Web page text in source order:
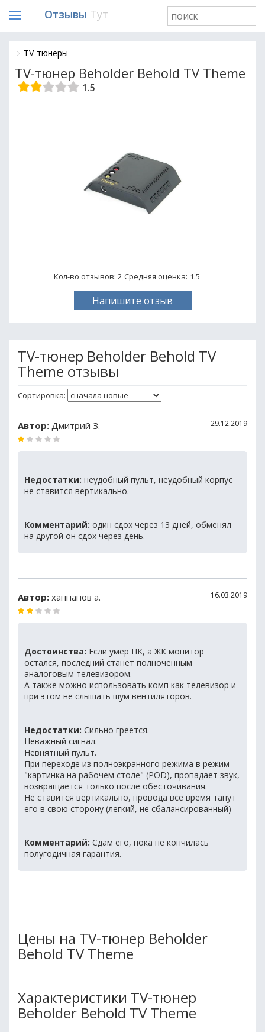
Отзывы Тут
TV-тюнеры
TV-тюнер Beholder Behold TV Theme
1.5
Кол-во отзывов: 2 Средняя оценка: 1.5
Напишите отзыв
TV-тюнер Beholder Behold TV
Theme отзывы
Сортировка:
Автор: Дмитрий З. 29.12.2019
Недостатки: неудобный пульт, неудобный корпус
не ставится вертикально.
Комментарий: один сдох через 13 дней, обменял
на другой он сдох через день.
Автор: ханнанов а. 16.03.2019
Достоинства: Если умер ПК, а ЖК монитор
остался, последний станет полноченным
аналоговым телевизором.
А также можно использовать комп как телевизор и
при этом не слышать шум вентиляторов.
Недостатки: Сильно греется.
Неважный сигнал.
Невнятный пульт.
При переходе из полноэкранного режима в режим
"картинка на рабочем столе" (POD), пропадает звук,
возвращается только после обесточивания.
Не ставится вертикально, провода все время танут
его в свою сторону (легкий, не сбалансированный)
Комментарий: Сдам его, пока не кончилась
полугодичная гарантия.
Цены на TV-тюнер Beholder
Behold TV Theme
Характеристики TV-тюнер
Beholder Behold TV Theme